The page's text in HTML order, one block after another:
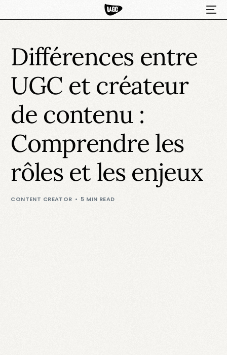
Différences entre
UGC et créateur
de contenu :
Comprendre les
rôles et les enjeux
CONTENT CREATOR 5 MIN READ
HOT